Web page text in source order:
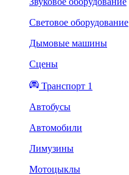
Световое оборудование
Дымовые машины
Сцены
Транспорт 1
Автобусы
Автомобили
Лимузины
Мотоцыклы